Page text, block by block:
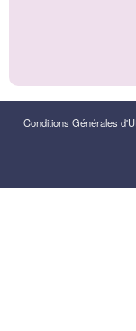
Conditions Générales